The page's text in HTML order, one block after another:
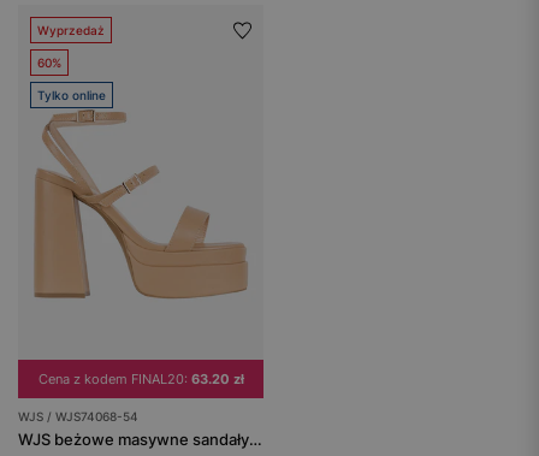
Wyprzedaż
60%
Tylko online
Cena z kodem FINAL20: 63.20 zł
WJS / WJS74068-54
WJS beżowe masywne sandały damskie na wysokim obcasie